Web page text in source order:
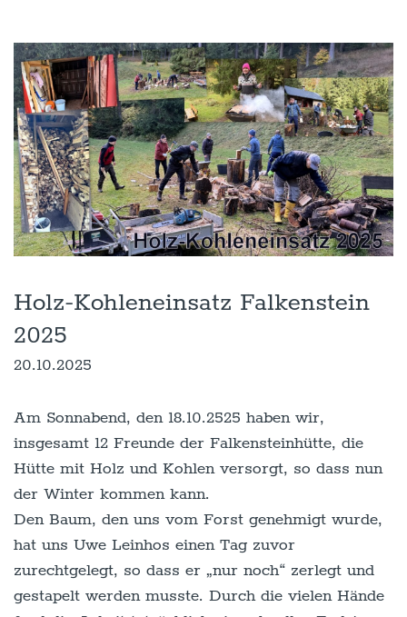
Holz-Kohleneinsatz Falkenstein
2025
20.10.2025
Am Sonnabend, den 18.10.2525 haben wir,
insgesamt 12 Freunde der Falkensteinhütte, die
Hütte mit Holz und Kohlen versorgt, so dass nun
der Winter kommen kann.
Den Baum, den uns vom Forst genehmigt wurde,
hat uns Uwe Leinhos einen Tag zuvor
zurechtgelegt, so dass er „nur noch“ zerlegt und
gestapelt werden musste. Durch die vielen Hände